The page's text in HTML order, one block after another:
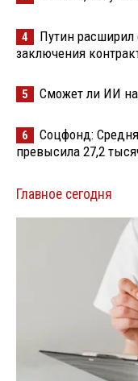
4
Путин
заключения
5 Сможет ли ИИ
6
Соцфонд:
превысила 27,2
Главное сегодня